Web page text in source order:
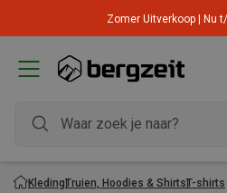
Zomer Uitverkoop | Nu
KledingTruien, Hoodies & ShirtsT-shirts